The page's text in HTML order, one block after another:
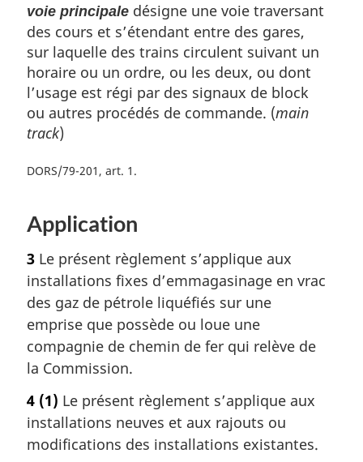
voie principale désigne une voie traversant
des cours et s’étendant entre des gares,
sur laquelle des trains circulent suivant un
horaire ou un ordre, ou les deux, ou dont
l’usage est régi par des signaux de block
ou autres procédés de commande. (main
track)
DORS/79-201, art. 1
Application
3 Le présent règlement s’applique aux
installations fixes d’emmagasinage en vrac
des gaz de pétrole liquéfiés sur une
emprise que possède ou loue une
compagnie de chemin de fer qui relève de
la Commission.
4 (1) Le présent règlement s’applique aux
installations neuves et aux rajouts ou
modifications des installations existantes.